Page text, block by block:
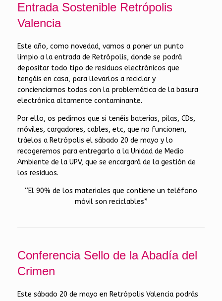
Entrada Sostenible Retrópolis
Valencia
Este año, como novedad, vamos a poner un punto
limpio a la entrada de Retrópolis, donde se podrá
depositar todo tipo de residuos electrónicos que
tengáis en casa, para llevarlos a reciclar y
concienciarnos todos con la problemática de la basura
electrónica altamente contaminante.
Por ello, os pedimos que si tenéis baterías, pilas, CDs,
móviles, cargadores, cables, etc, que no funcionen,
tráelos a Retrópolis el sábado 20 de mayo y lo
recogeremos para entregarlo a la Unidad de Medio
Ambiente de la UPV, que se encargará de la gestión de
los residuos.
“El 90% de los materiales que contiene un teléfono
móvil son reciclables”
Conferencia Sello de la Abadía del
Crimen
Este sábado 20 de mayo en Retrópolis Valencia podrás